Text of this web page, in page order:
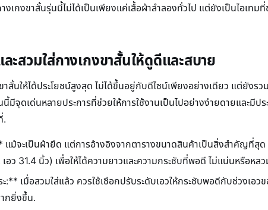
เกงขาสั้นรุ่นนี้ไม่ได้เป็นเพียงแค่เสื้อผ้าลำลองทั่วไป แต่ยังเป็นไอเท
ะสวมใส่กางเกงขาสั้นให้ดูดีและสบาย
าสั้นให้ได้ประโยชน์สูงสุด ไม่ได้ขึ้นอยู่กับดีไซน์เพียงอย่างเดียว แต่ยัง
มีจุดเด่นหลายประการที่ช่วยให้การใช้งานเป็นไปอย่างง่ายดายและ
.
แม้จะเป็นผ้ายืด แต่การอ้างอิงจากตารางขนาดสินค้าเป็นสิ่งสำคัญที่สุ
อว 31.4 นิ้ว) เพื่อให้ได้ความยาวและความกระชับที่พอดี ไม่แน่นหรือหล
:** เมื่อสวมใส่แล้ว ควรใช้เชือกปรับระดับเอวให้กระชับพอดีกับช่วงเ
กยิ่งขึ้น.